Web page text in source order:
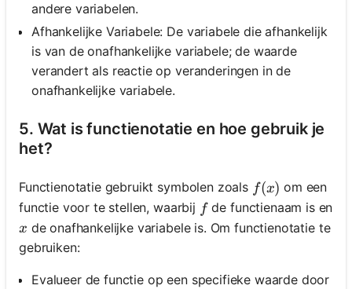
andere variabelen.
Afhankelijke Variabele: De variabele die afhankelijk
is van de onafhankelijke variabele; de waarde
verandert als reactie op veranderingen in de
onafhankelijke variabele.
5. Wat is functienotatie en hoe gebruik je
het?
Functienotatie gebruikt symbolen zoals f(x)
f(x) om een
functie voor te stellen, waarbij ffde functienaam is en
x
x de onafhankelijke variabele is. Om functienotatie te
gebruiken:
Evalueer de functie op een specifieke waarde door